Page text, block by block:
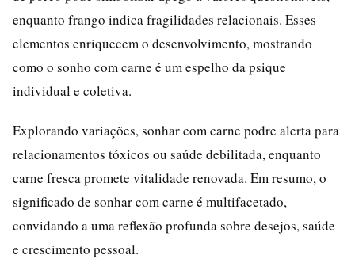
enquanto frango indica fragilidades relacionais. Esses
elementos enriquecem o desenvolvimento, mostrando
como o sonho com carne é um espelho da psique
individual e coletiva.
Explorando variações, sonhar com carne podre alerta para
relacionamentos tóxicos ou saúde debilitada, enquanto
carne fresca promete vitalidade renovada. Em resumo, o
significado de sonhar com carne é multifacetado,
convidando a uma reflexão profunda sobre desejos, saúde
e crescimento pessoal.